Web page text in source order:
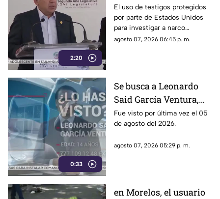
2:20
Ayotzinapa y desaforan
a alcaldes
El uso de testigos protegidos
por parte de Estados Unidos
para investigar a narco
políticos ha sido cuestionado
entre ellos Rubén Rocha y
Enrique Inzunza.
agosto 07, 2026 06:45 p. m.
0:33
Se busca a Leonardo
Said García Ventura,
desaparecido en
Cuernavaca
Fue visto por última vez el 05
de agosto del 2026.
agosto 07, 2026 05:29 p. m.
en Morelos, el usuario